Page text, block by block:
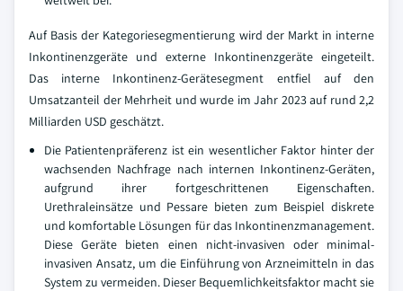
Auf Basis der Kategoriesegmentierung wird der Markt in interne
Inkontinenzgeräte und externe Inkontinenzgeräte eingeteilt.
Das interne Inkontinenz-Gerätesegment entfiel auf den
Umsatzanteil der Mehrheit und wurde im Jahr 2023 auf rund 2,2
Milliarden USD geschätzt.
Die Patientenpräferenz ist ein wesentlicher Faktor hinter der
wachsenden Nachfrage nach internen Inkontinenz-Geräten,
aufgrund ihrer fortgeschrittenen Eigenschaften.
Urethraleinsätze und Pessare bieten zum Beispiel diskrete
und komfortable Lösungen für das Inkontinenzmanagement.
Diese Geräte bieten einen nicht-invasiven oder minimal-
invasiven Ansatz, um die Einführung von Arzneimitteln in das
System zu vermeiden. Dieser Bequemlichkeitsfaktor macht sie